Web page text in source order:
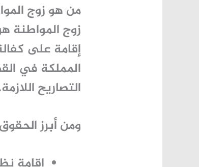
من هو زوج
زوج المواطنة
إقامة على
المملكة في
التصاريح
ومن أبرز